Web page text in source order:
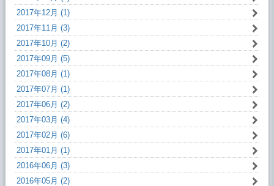
2017年12月 (1)
2017年11月 (3)
2017年10月 (2)
2017年09月 (5)
2017年08月 (1)
2017年07月 (1)
2017年06月 (2)
2017年03月 (4)
2017年02月 (6)
2017年01月 (1)
2016年06月 (3)
2016年05月 (2)